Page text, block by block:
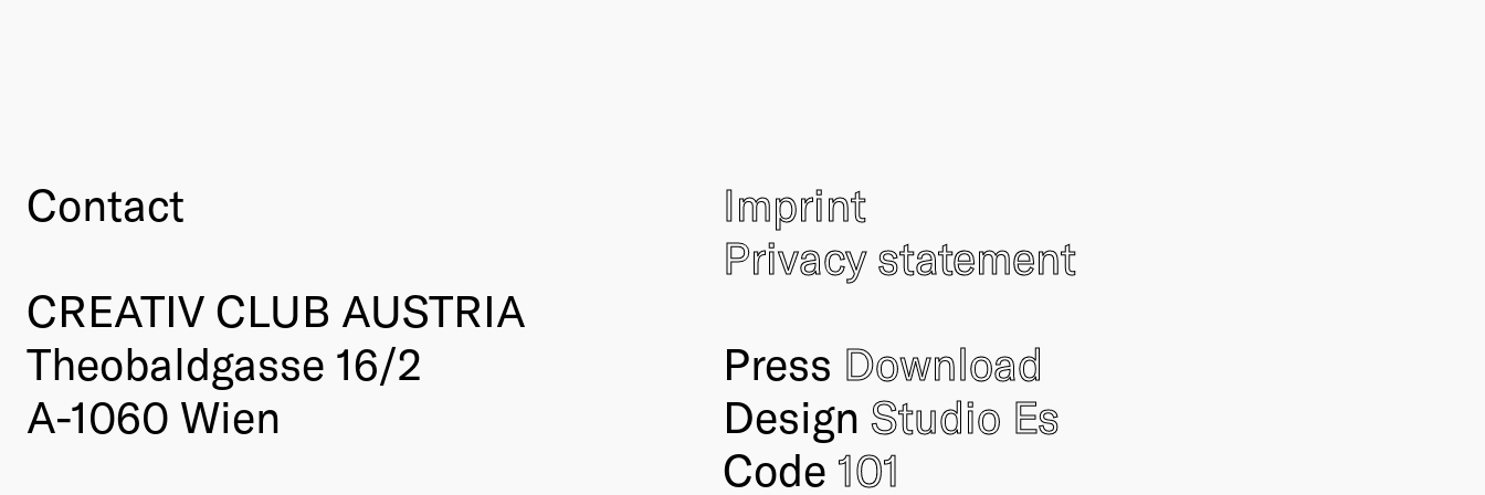
Contact
CREATIV CLUB AUSTRIA
Theobaldgasse 16/2
A-1060 Wien
Imprint
Privacy statement
Press Download
Design Studio Es
Code 101